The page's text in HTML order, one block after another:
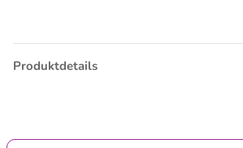
Produktdetails